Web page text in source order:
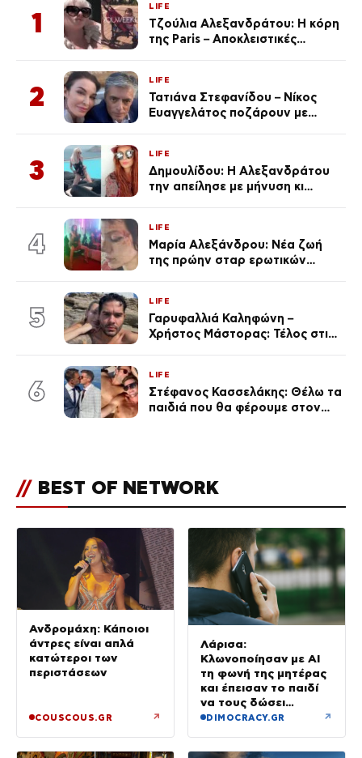
1
LIFE
Τζούλια Αλεξανδράτου: Η κόρη
της Paris – Αποκλειστικές
2
LIFE
Τατιάνα Στεφανίδου – Νίκος
Ευαγγελάτος ποζάρουν με
3
LIFE
Δημουλίδου: Η Αλεξανδράτου
την απείλησε με μήνυση κι
ποια είσαι σοκαρίστικα»
4
LIFE
Μαρία Αλεξάνδρου: Νέα ζωή
της πρώην σταρ ερωτικών
(Φωτογραφίες)
5
LIFE
Γαρυφαλλιά Καληφώνη –
Χρήστος Μάστορας: Τέλος στις
6
LIFE
Στέφανος Κασσελάκης: Θέλω τα
παιδιά που θα φέρουμε στον
// BEST OF NETWORK
Ανδρομάχη: Κάποιοι
άντρες είναι απλά
κατώτεροι των
περιστάσεων
COUSCOUS.GR ↗
Λάρισα:
Κλωνοποίησαν με AI
τη φωνή της μητέρας
και έπεισαν το παιδί
να τους δώσει
χρήματα και
DIMOCRACY.GR ↗